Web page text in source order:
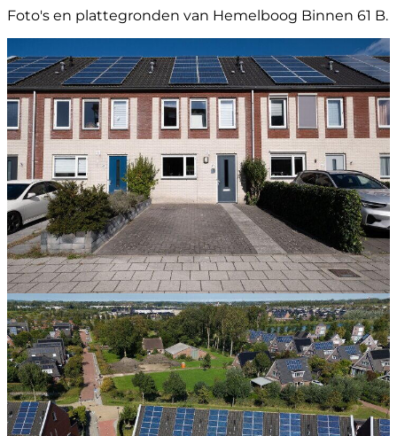
Foto's en plattegronden van Hemelboog Binnen 61 B.